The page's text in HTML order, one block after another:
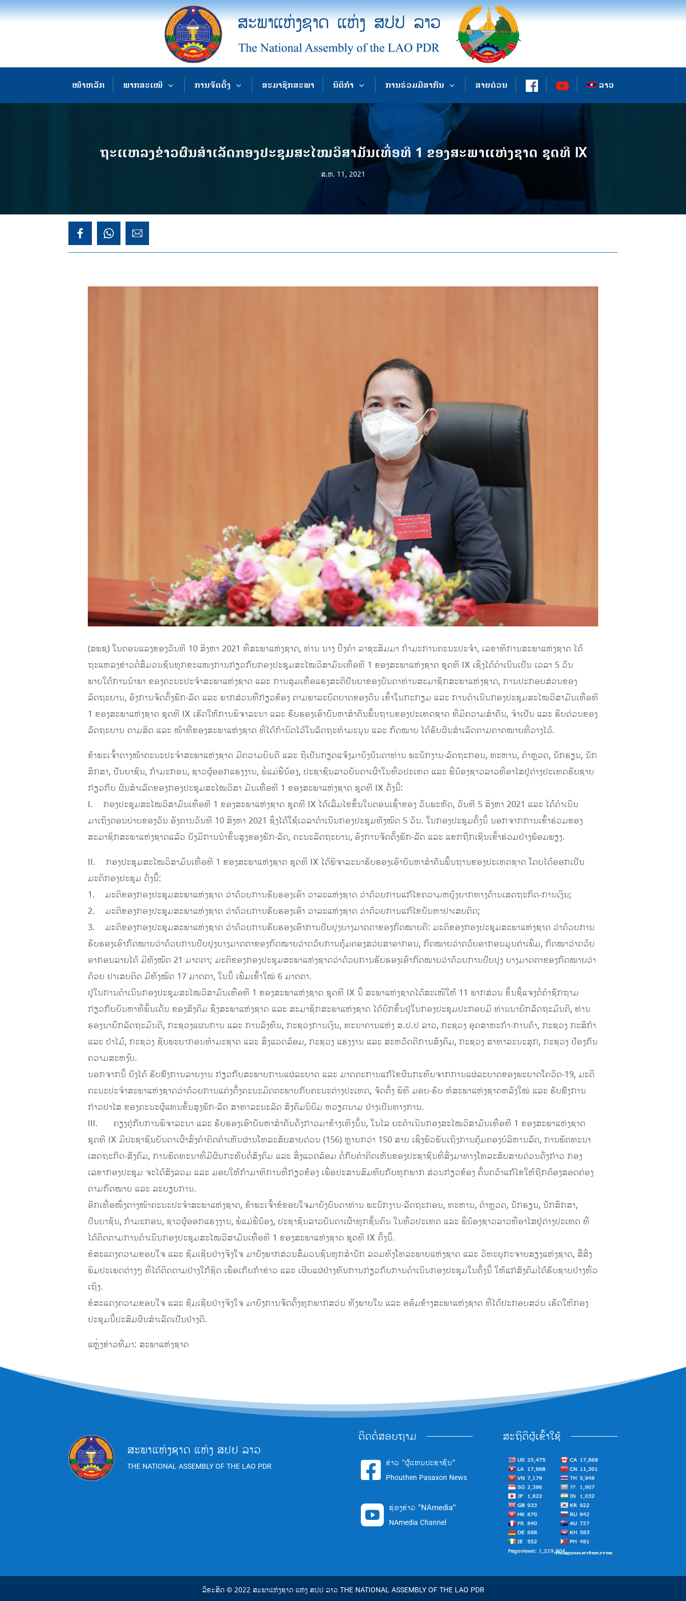
ໜ້າຫລັກ ພາກສະເໜີ ການຈັດຕັ້ງ ສະມາຊິກສະພາ ນິຕິກຳ ການຮ່ວມມືສາກົນ ສາຍດ່ວນ ລາວ
ຖະແຫລງຂ່າວຜົນສຳເລັດກອງປະຊຸມສະໄໝວິສາມັນເທື່ອທີ 1 ຂອງສະພາແຫ່ງຊາດ ຊຸດທີ IX
ສ.ຫ. 11, 2021
(ສພຊ) ໃນຕອນແລງຂອງວັນທີ 10 ສິງຫາ 2021 ທີ່ສະພາແຫ່ງຊາດ, ທ່ານ ນາງ ປິ່ງຄຳ ລາຊະສິມມາ ກຳມະການຄະນະປະຈຳ, ເລຂາທິການສະພາແຫ່ງຊາດ ໄດ້
ຖະແຫລງຂ່າວຕໍ່ສື່ມວນຊົນທຸກຂະແໜງການກ່ຽວກັບກອງປະຊຸມສະໄໝວິສາມັນເທື່ອທີ 1 ຂອງສະພາແຫ່ງຊາດ ຊຸດທີ IX ເຊິ່ງໄດ້ດຳເນີນເປັນ ເວລາ 5 ວັນ
ພາຍໃຕ້ການນຳພາ ຂອງຄະນະປະຈຳສະພາແຫ່ງຊາດ ແລະ ການສຸມເຫື່ອແຮງສະຕິປັນຍາຂອງບັນດາທ່ານສະມາຊິກສະພາແຫ່ງຊາດ, ການປະກອບສ່ວນຂອງ
ລັດຖະບານ, ອົງການຈັດຕັ້ງພັກ-ລັດ ແລະ ພາກສ່ວນທີ່ກ່ຽວຂ້ອງ ຕາມພາລະບົດບາດຂອງຕົນ ເຂົ້າໃນກະກຽມ ແລະ ການດຳເນີນກອງປະຊຸມສະໄໝວິສາມັນເທື່ອທີ
1 ຂອງສະພາແຫ່ງຊາດ ຊຸດທີ IX ເຮັດໃຫ້ການພິຈາລະນາ ແລະ ຮັບຮອງເອົາບັນຫາສຳຄັນພື້ນຖານຂອງປະເທດຊາດ ທີ່ມີຄວາມສຳຄັນ, ຈໍາເປັນ ແລະ ຮີບດ່ວນຂອງ
ລັດຖະບານ ຕາມສິດ ແລະ ໜ້າທີ່ຂອງສະພາແຫ່ງຊາດ ທີ່ໄດ້ກຳນົດໄວ້ໃນລັດຖະທຳມະນູນ ແລະ ກົດໝາຍ ໄດ້ຮັບຜົນສຳເລັດຕາມຄາດໝາຍທີ່ວາງໄວ້.
ຂ້າພະເຈົ້າຕາງໜ້າຄະນະປະຈຳສະພາແຫ່ງຊາດ ມີຄວາມຍິນດີ ແລະ ຖືເປັນກຽດແຈ້ງມາຍັງບັນດາທ່ານ ພະນັກງານ-ລັດຖະກອນ, ທະຫານ, ຕຳຫຼວດ, ນັກຮຽນ, ນັກ
ສຶກສາ, ປັນຍາຊົນ, ກຳມະກອນ, ຊາວຜູ້ອອກແຮງງານ, ພໍ່ແມ່ພີ່ນ້ອງ, ປະຊາຊົນລາວບັນດາເຜົ່າໃນທົ່ວປະເທດ ແລະ ພີ່ນ້ອງຊາວລາວທີ່ອາໄສຢູ່ຕ່າງປະເທດຮັບຊາບ
ກ່ຽວກັບ ຜົນສຳເລັດຂອງກອງປະຊຸມສະໄໝວິສາ ມັນເທື່ອທີ 1 ຂອງສະພາແຫ່ງຊາດ ຊຸດທີ IX ດັ່ງນີ້:
I. ກອງປະຊຸມສະໄໝວິສາມັນເທື່ອທີ 1 ຂອງສະພາແຫ່ງຊາດ ຊຸດທີ IX ໄດ້ເລີ່ມໄຂຂຶ້ນໃນຕອນເຊົ້າຂອງ ວັນພະຫັດ, ວັນທີ 5 ສິງຫາ 2021 ແລະ ໄດ້ດຳເນີນ
ມາເຖິງຕອນບ່າຍຂອງວັນ ອັງຄານວັນທີ 10 ສິງຫາ 2021 ຊຶ່ງໄດ້ໃຊ້ເວລາດໍາເນີນກອງປະຊຸມທັງໝົດ 5 ວັນ. ໃນກອງປະຊຸມຄັ້ງນີ້ ນອກຈາກການເຂົ້າຮ່ວມຂອງ
ສະມາຊິກສະພາແຫ່ງຊາດແລ້ວ ຍັງມີການນຳຂັ້ນສູງຂອງພັກ-ລັດ, ຄະນະລັດຖະບານ, ອົງການຈັດຕັ້ງພັກ-ລັດ ແລະ ແຂກຖືກເຊີນເຂົ້າຮ່ວມຢ່າງພ້ອມພຽງ.
II. ກອງປະຊຸມສະໄໝວິສາມັນເທື່ອທີ 1 ຂອງສະພາແຫ່ງຊາດ ຊຸດທີ IX ໄດ້ພິຈາລະນາຮັບຮອງເອົາບັນຫາສຳຄັນພື້ນຖານຂອງປະເທດຊາດ ໂດຍໄດ້ອອກເປັນ
ມະຕິກອງປະຊຸມ ດັ່ງນີ້:
1. ມະຕິຂອງກອງປະຊຸມສະພາແຫ່ງຊາດ ວ່າດ້ວຍການຮັບຮອງເອົາ ວາລະແຫ່ງຊາດ ວ່າດ້ວຍການແກ້ໄຂຄວາມຫຍຸ້ງຍາກທາງດ້ານເສດຖະກິດ-ການເງິນ;
2. ມະຕິຂອງກອງປະຊູມສະພາແຫ່ງຊາດ ວ່າດ້ວຍການຮັບຮອງເອົາ ວາລະແຫ່ງຊາດ ວ່າດ້ວຍການແກ້ໄຂບັນຫາຢາເສບຕິດ;
3. ມະຕິຂອງກອງປະຊຸມສະພາແຫ່ງຊາດ ວ່າດ້ວຍການຮັບຮອງເອົາການປັບປຸງບາງມາດຕາຂອງກົດໝາຍຄື: ມະຕິຂອງກອງປະຊຸມສະພາແຫ່ງຊາດ ວ່າດ້ວຍການ
ຮັບຮອງເອົາກົດໝາຍວ່າດ້ວຍການປັບປຸງບາງມາດຕາຂອງກົດໝາຍວ່າດວ້ຍການຄຸ້ມຄອງສວ່ຍສາອາກອນ, ກົດໝາຍວ່າດວ້ຍອາກອນມູນຄ່າເພີ່ມ, ກົດໝາວ່າດວ້ຍ
ອາກອນລາຍໄດ້ ມີທັງໝົດ 21 ມາດຕາ; ມະຕິຂອງກອງປະຊຸມສະພາແຫ່ງຊາດວ່າດ້ວຍການຮັບຮອງເອົາກົດໝາຍວ່າດ້ວຍການປັບປຸງ ບາງມາດຕາຂອງກົດໝາຍວ່າ
ດ້ວຍ ຢາເສບຕິດ ມີທັງໝົດ 17 ມາດຕາ, ໃນນີ້ ເພີ່ມເຂົ້າໃໝ່ 6 ມາດຕາ.
ຢູ່ໃນການດຳເນີນກອງປະຊຸມສະໄໝວິສາມັນເທື່ອທີ 1 ຂອງສະພາແຫ່ງຊາດ ຊຸດທີ IX ນີ້ ສະພາແຫ່ງຊາດໄດ້ສະເໜີໃຫ້ 11 ພາກສ່ວນ ຂຶ້ນຊີ້ແຈງຕໍ່ຄຳຊັກຖາມ
ກ່ຽວກັບບັນຫາທີ່ພົ້ນເດັ່ນ ຂອງສັງຄົມ ຊຶ່ງສະພາແຫ່ງຊາດ ແລະ ສະມາຊິກສະພາແຫ່ງຊາດ ໄດ້ຍົກຂຶ້ນຢູ່ໃນກອງປະຊຸມປະກອບມີ ທ່ານນາຍົກລັດຖະມົນຕີ, ທ່ານ
ຮອງນາຍົກລັດຖະມົນຕີ, ກະຊວງແຜນການ ແລະ ການລົງທຶນ, ກະຊວງການເງິນ, ທະນາຄານແຫ່ງ ສ.ປ.ປ ລາວ, ກະຊວງ ອຸດສາຫະກຳ-ການຄ້າ, ກະຊວງ ກະສິກຳ
ແລະ ປ່າໄມ້, ກະຊວງ ຊັບພະຍາກອນທຳມະຊາດ ແລະ ສິ່ງແວດລ້ອມ, ກະຊວງ ແຮງງານ ແລະ ສະຫວັດດີການສັງຄົມ, ກະຊວງ ສາທາລະນະສຸກ, ກະຊວງ ປ້ອງກັນ
ຄວາມສະຫງົບ.
ນອກຈາກນີ້ ຍັງໄດ້ ຮັບຟັງການລາຍງານ ກ່ຽວກັບສະພາບການແຜ່ລະບາດ ແລະ ມາດຕະການແກ້ໄຂຜົນກະທົບຈາກການແຜ່ລະບາດຂອງພະຍາດໂຄວິດ-19, ມະຕິ
ຄະນະປະຈຳສະພາແຫ່ງຊາດວ່າດ້ວຍການແຕ່ງຕັ້ງຄະນະມິດຕະພາບກັບຄະນະຕ່າງປະເທດ, ຈັດຕັ້ງ ພິທີ ມອບ-ຮັບ ຫໍສະພາແຫ່ງຊາດຫລັງໃໝ່ ແລະ ຮັບຟັງການ
ກ່າວປາໄສ ຂອງຄະນະຜູ້ແທນຂັ້ນສູງພັກ-ລັດ ສາທາລະນະລັດ ສັງຄົມນິຍົມ ຫວຽດນາມ ຢ່າງເປັນທາງການ.
III. ຄຽງຄູ່ກັບການພິຈາລະນາ ແລະ ຮັບຮອງເອົາບັນຫາສຳຄັນດັ່ງກ່າວມາຂ້າງເທິງນັ້ນ, ໃນໄລ ຍະດຳເນີນກອງສະໄໝວິສາມັນເທື່ອທີ 1 ຂອງສະພາແຫ່ງຊາດ
ຊຸດທີ IX ມີປະຊາຊົນບັນດາເຜົ່າສົ່ງຄຳຄິດຄຳເຫັນຜ່ານໂທລະສັບສາຍດ່ວນ (156) ຫຼາຍກວ່າ 150 ສາຍ ເຊິ່ງພົວພັນເຖິງການຄຸ້ມຄອງບໍລິຫານລັດ, ການພັດທະນາ
ເສດຖະກິດ-ສັງຄົມ, ການພັດທະນາທີ່ມີຜົນກະທົບຕໍ່ສັງຄົມ ແລະ ສິ່ງແວດລ້ອມ ຕໍ່ກັບຄໍາຄິດເຫັນຂອງປະຊາຊົນທີ່ສົ່ງມາທາງໂທລະສັບສາຍດ່ວນດັ່ງກ່າວ ກອງ
ເລຂາກອງປະຊຸມ ຈະໄດ້ສັງລວມ ແລະ ມອບໃຫ້ກຳມາທິການທີ່ກ່ຽວຂ້ອງ ເພື່ອປະສານສົມທົບກັບທຸກພາກ ສ່ວນກ່ຽວຂ້ອງ ຄົ້ນຄວ້າແກ້ໄຂໃຫ້ຖືກຕ້ອງສອດຄ່ອງ
ຕາມກົດໝາຍ ແລະ ລະບຽບການ.
ອີກເທື່ອໜຶ່ງຕາງໜ້າຄະນະປະຈຳສະພາແຫ່ງຊາດ, ຂ້າພະເຈົ້າຂໍຂອບໃຈມາຍັງບັນດາທ່ານ ພະນັກງານ-ລັດຖະກອນ, ທະຫານ, ຕຳຫຼວດ, ນັກຮຽນ, ນັກສຶກສາ,
ປັນຍາຊົນ, ກຳມະກອນ, ຊາວຜູ້ອອກແຮງງານ, ພໍ່ແມ່ພີ່ນ້ອງ, ປະຊາຊົນລາວບັນດາເຜົ່າທຸກຊັ້ນຄົນ ໃນທົ່ວປະເທດ ແລະ ພີ່ນ້ອງຊາວລາວທີ່ອາໄສຢູ່ຕ່າງປະເທດ ທີ່
ໄດ້ຕິດຕາມການດຳເນີນກອງປະຊຸມສະໄໝວິສາມັນເທື່ອທີ 1 ຂອງສະພາແຫ່ງຊາດ ຊຸດທີ IX ຄັ້ງນີ້.
ຂໍສະແດງຄວາມຂອບໃຈ ແລະ ຊົມເຊີຍຢ່າງຈິງໃຈ ມາຍັງພາກສ່ວນສື່ມວນຊົນທຸກສຳນັກ ລວມທັງໂທລະພາບແຫ່ງຊາດ ແລະ ວິທະຍຸກະຈາຍສຽງແຫ່ງຊາດ, ສື່ສິ່ງ
ພິມປະເພດຕ່າງໆ ທີ່ໄດ້ຕິດຕາມຢ່າງໃກ້ຊິດ ເພື່ອເກັບກຳຂ່າວ ແລະ ເຜີຍແຜ່ຢ່າງທັນການກ່ຽວກັບການດຳເນີນກອງປະຊຸມໃນຄັ້ງນີ້ ໃຫ້ແກ່ສັງຄົມໄດ້ຮັບຊາບຢ່າງທົ່ວ
ເຖິງ.
ຂໍສະແດງຄວາມຂອບໃຈ ແລະ ຊົມເຊີຍຢ່າງຈິງໃຈ ມາຍັງການຈັດຕັ້ງທຸກພາກສວ່ນ ທັງພາຍໃນ ແລະ ອອ້ມຂ້າງສະພາແຫ່ງຊາດ ທີ່ໄດ້ປະກອບສວ່ນ ເຮັດໃຫ້ກອງ
ປະຊຸມນີ້ປະສົມຜົນສໍາເລັດເປັນຢ່າງດີ.
ແຫຼ່ງຂ່າວທີ່ມາ: ສະພາແຫ່ງຊາດ
ສະພາແຫ່ງຊາດ ແຫ່ງ ສປປ ລາວ
THE NATIONAL ASSEMBLY OF THE LAO PDR
ຕິດຕໍ່ສອບຖາມ
 ຂ່າວ "ຜູ້ແທນປະຊາຊົນ"
Phouthen Pasaxon News
 ຊ່ອງຂ່າວ "NAmedia"
NAmedia Channel
ສະຖິຕິຜູ້ເຂົ້າໃຊ້
ລິຂະສິດ © 2022 ສະພາແຫ່ງຊາດ ແຫ່ງ ສປປ ລາວ THE NATIONAL ASSEMBLY OF THE LAO PDR